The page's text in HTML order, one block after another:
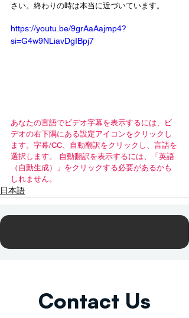
さい。終わりの時は本当に近づいています。
https://youtu.be/9grAaAajmp4?
si=G4w9NLiavDgIBpj7
あなたの言語でビデオ字幕を表示するには、ビ
デオの右下隅にある設定アイコンをクリックし
ます。字幕/CC、自動翻訳をクリックし、言語を
選択します。 自動翻訳を表示するには、「英語
（自動生成）」をクリックする必要があるかも
しれません。
日本語
Contact Us